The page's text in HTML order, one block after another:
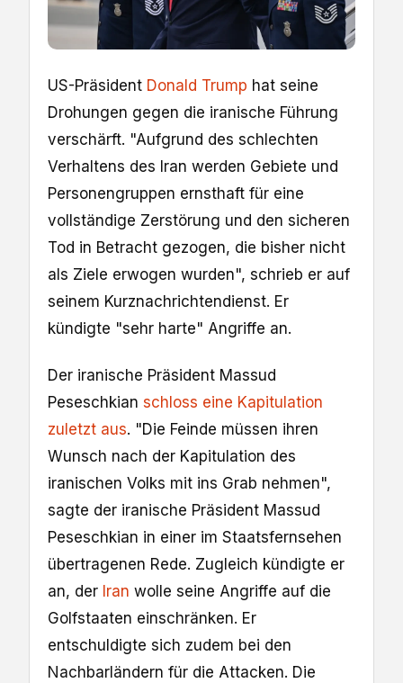
US-Präsident Donald Trump hat seine
Drohungen gegen die iranische Führung
verschärft. "Aufgrund des schlechten
Verhaltens des Iran werden Gebiete und
Personengruppen ernsthaft für eine
vollständige Zerstörung und den sicheren
Tod in Betracht gezogen, die bisher nicht
als Ziele erwogen wurden", schrieb er auf
seinem Kurznachrichtendienst. Er
kündigte "sehr harte" Angriffe an.
Der iranische Präsident Massud
Peseschkian schloss eine Kapitulation
zuletzt aus. "Die Feinde müssen ihren
Wunsch nach der Kapitulation des
iranischen Volks mit ins Grab nehmen",
sagte der iranische Präsident Massud
Peseschkian in einer im Staatsfernsehen
übertragenen Rede. Zugleich kündigte er
an, der Iran wolle seine Angriffe auf die
Golfstaaten einschränken. Er
entschuldigte sich zudem bei den
Nachbarländern für die Attacken. Die